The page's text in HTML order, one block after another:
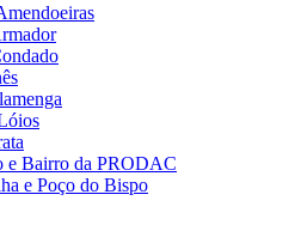
e Bairro da PRODAC
e Poço do Bispo